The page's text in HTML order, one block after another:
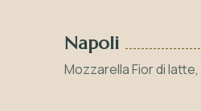
Napoli
Mozzarella Fior di